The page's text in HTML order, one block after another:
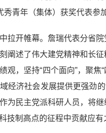
秀青年（集体）获奖代表参
拉开帷幕。詹瑞代表分省
阐述了伟大建党精神和长
观，坚持“四个面向”，聚
经济社会发展提供更强劲
为民主党派科研人员，将
技制高点的征程中贡献应有